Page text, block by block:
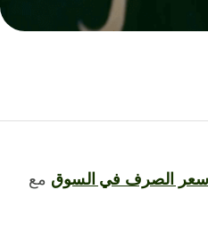
الصرف في السوق مع